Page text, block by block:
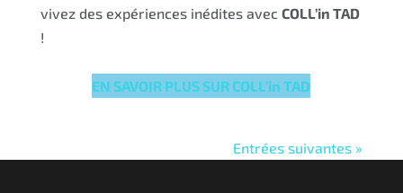
vivez des expériences inédites avec COLL’in TAD
!
EN SAVOIR PLUS SUR COLL’in TAD
Entrées suivantes »